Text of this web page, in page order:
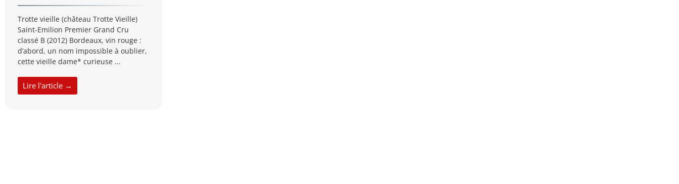
Trotte vieille (château Trotte Vieille)
Saint-Emilion Premier Grand Cru
classé B (2012) Bordeaux, vin rouge :
d’abord, un nom impossible à oublier,
cette vieille dame* curieuse ...
Lire l'article →